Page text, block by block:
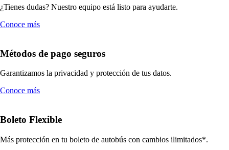
¿Tienes dudas? Nuestro equipo está listo para ayudarte.
Conoce más
Métodos de pago seguros
Garantizamos la privacidad y protección de tus datos.
Conoce más
Boleto Flexible
Más protección en tu boleto de autobús con cambios ilimitados*.